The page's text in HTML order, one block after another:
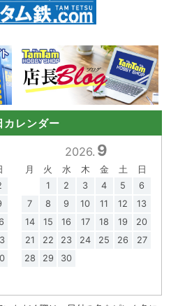
カレンダー
2026. 9
月 火 水 木 金 土
日
1
2 3 4 5
6
7
8 9 10 11 12
13
14
15 16 17 18 19
20
21
22 23 24 25 26
27
28
29 30